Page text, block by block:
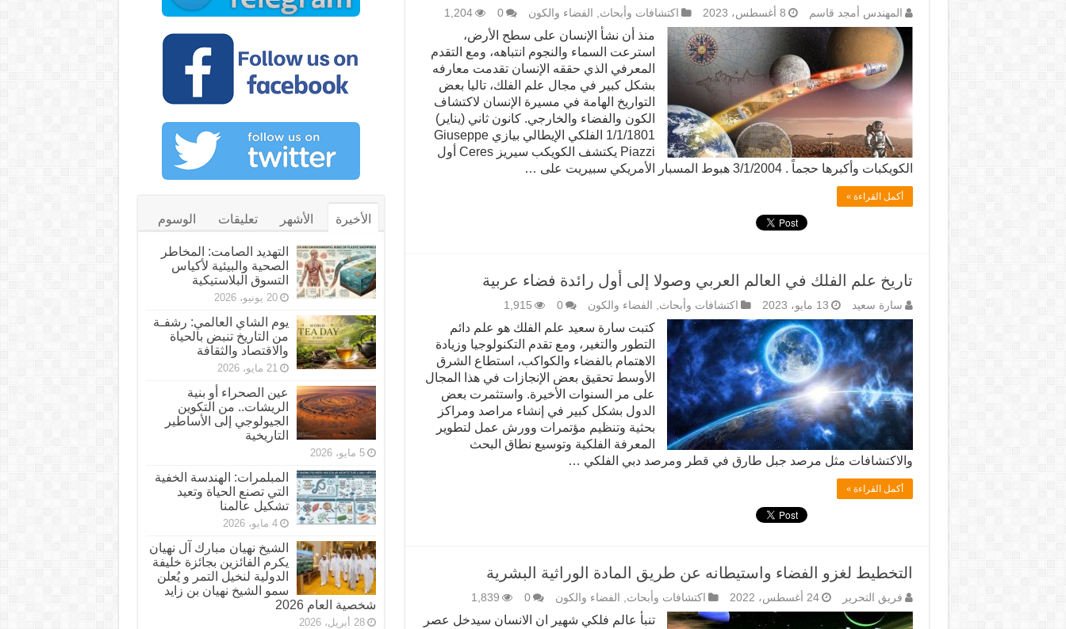
المهندس أمجد قاسم 8 أغسطس، 2023 اكتشافات وأبحاث, الفضاء والكون 0
1,204
منذ أن نشأ الإنسان على سطح الأرض،
استرعت السماء والنجوم انتباهه، ومع التقدم
المعرفي الذي حققه الإنسان تقدمت معارفه
بشكل كبير في مجال علم الفلك، تاليا بعض
التواريخ الهامة في مسيرة الإنسان لاكتشاف
الكون والفضاء والخارجي. كانون ثاني (يناير)
1/1/1801 الفلكي الإيطالي بيازي Giuseppe
Piazzi يكتشف الكويكب سيريز Ceres أول
الكويكبات وأكبرها حجماً . 3/1/2004 هبوط المسبار الأمريكي سبيريت على …
أكمل القراءة »
تاريخ علم الفلك في العالم العربي وصولا إلى أول رائدة فضاء عربية
سارة سعيد 13 مايو، 2023 اكتشافات وأبحاث, الفضاء والكون 0
1,915
كتبت سارة سعيد علم الفلك هو علم دائم
التطور والتغير، ومع تقدم التكنولوجيا وزيادة
الاهتمام بالفضاء والكواكب، استطاع الشرق
الأوسط تحقيق بعض الإنجازات في هذا المجال
على مر السنوات الأخيرة. واستثمرت بعض
الدول بشكل كبير في إنشاء مراصد ومراكز
بحثية وتنظيم مؤتمرات وورش عمل لتطوير
المعرفة الفلكية وتوسيع نطاق البحث
والاكتشافات مثل مرصد جبل طارق في قطر ومرصد دبي الفلكي …
أكمل القراءة »
التخطيط لغزو الفضاء واستيطانه عن طريق المادة الوراثية البشرية
فريق التحرير 24 أغسطس، 2022 اكتشافات وأبحاث, الفضاء والكون 0
1,839
تنبأ عالم فلكي شهير ان الانسان سيدخل عصر
الأخيرة الأشهر تعليقات الوسوم
التهديد الصامت: المخاطر
الصحية والبيئية لأكياس
التسوق البلاستيكية
20 يونيو، 2026
يوم الشاي العالمي: رشفـة
من التاريخ تنبض بالحياة
والاقتصاد والثقافة
21 مايو، 2026
عين الصحراء أو بنية
الريشات.. من التكوين
الجيولوجي إلى الأساطير
التاريخية
5 مايو، 2026
المبلمرات: الهندسة الخفية
التي تصنع الحياة وتعيد
تشكيل عالمنا
4 مايو، 2026
الشيخ نهيان مبارك آل نهيان
يكرم الفائزين بجائزة خليفة
الدولية لنخيل التمر و يُعلن
سمو الشيخ نهيان بن زايد
شخصية العام 2026
28 أبريل، 2026